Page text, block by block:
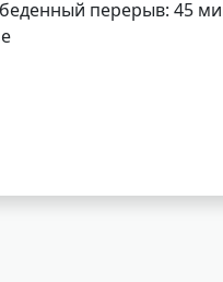
перерыв: 45